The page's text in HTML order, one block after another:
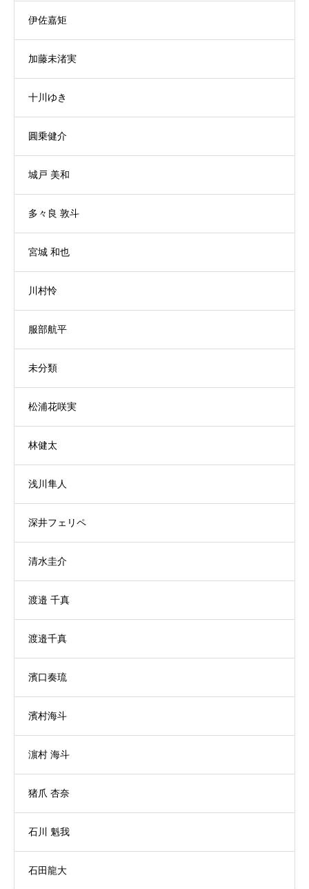
伊佐嘉矩
加藤未渚実
十川ゆき
圓乗健介
城戸 美和
多々良 敦斗
宮城 和也
川村怜
服部航平
未分類
松浦花咲実
林健太
浅川隼人
深井フェリペ
清水圭介
渡邉 千真
渡邉千真
濱口奏琉
濱村海斗
濵村 海斗
猪爪 杏奈
石川 魁我
石田龍大